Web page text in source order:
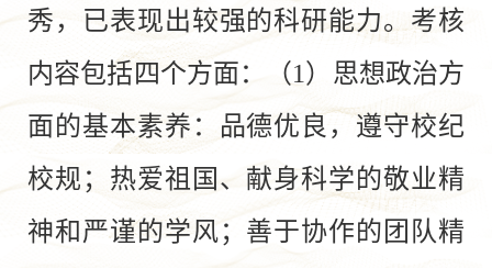
秀，已表现出较强的科研能力。考核
内容包括四个方面：（1）思想政治方
面的基本素养：品德优良，遵守校纪
校规；热爱祖国、献身科学的敬业精
神和严谨的学风；善于协作的团队精